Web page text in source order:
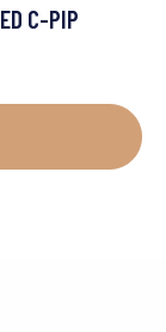
C-PIP